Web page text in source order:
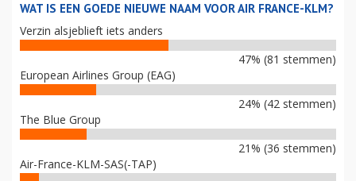
WAT IS EEN GOEDE NIEUWE NAAM VOOR AIR FRANCE-KLM?
Verzin alsjeblieft iets anders
47% (81 stemmen)
European Airlines Group (EAG)
24% (42 stemmen)
The Blue Group
21% (36 stemmen)
Air-France-KLM-SAS(-TAP)